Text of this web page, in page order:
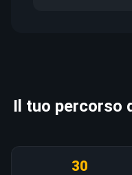
Il tuo percorso
30